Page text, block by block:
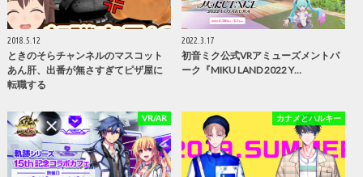
2018.5.12
ときのそらチャンネルのマスコット
あん肝、出番が無さすぎてピザ屋に
転職する
2022.3.17
初音ミク公式VRアミューズメントパ
ーク『MIKU LAND 2022 Y…
VR/AR カナメとハルキー